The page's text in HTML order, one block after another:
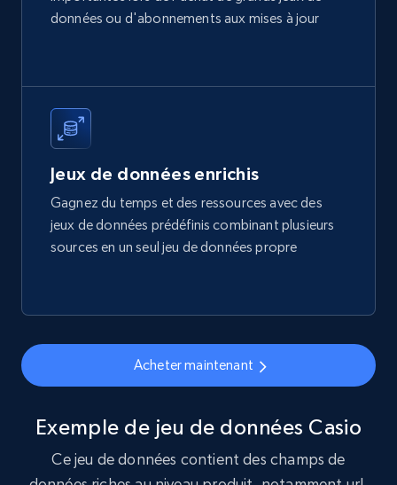
Title, Seller name, Brand, Description, Initial
price, Final price, Final price high, Currency, and
eCommerce
1.7K+
Amazon products search
1.6K+ 181+ Buy Now
Target
données ou d'abonnements aux mises à jour
Jeux de données enrichis
Gagnez du temps et des ressources avec des
jeux de données prédéfinis combinant plusieurs
sources en un seul jeu de données propre
Acheter maintenant
Exemple de jeu de données Casio
Ce jeu de données contient des champs de